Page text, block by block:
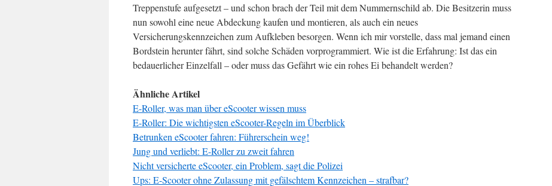
Treppenstufe aufgesetzt – und schon brach der Teil mit dem Nummernschild ab. Die Besitzerin muss
nun sowohl eine neue Abdeckung kaufen und montieren, als auch ein neues
Versicherungskennzeichen zum Aufkleben besorgen. Wenn ich mir vorstelle, dass mal jemand einen
Bordstein herunter fährt, sind solche Schäden vorprogrammiert. Wie ist die Erfahrung: Ist das ein
bedauerlicher Einzelfall – oder muss das Gefährt wie ein rohes Ei behandelt werden?
Ähnliche Artikel
E-Roller, was man über eScooter wissen muss
E-Roller: Die wichtigsten eScooter-Regeln im Überblick
Betrunken eScooter fahren: Führerschein weg!
Jung und verliebt: E-Roller zu zweit fahren
Nicht versicherte eScooter, ein Problem, sagt die Polizei
Ups: E-Scooter ohne Zulassung mit gefälschtem Kennzeichen – strafbar?